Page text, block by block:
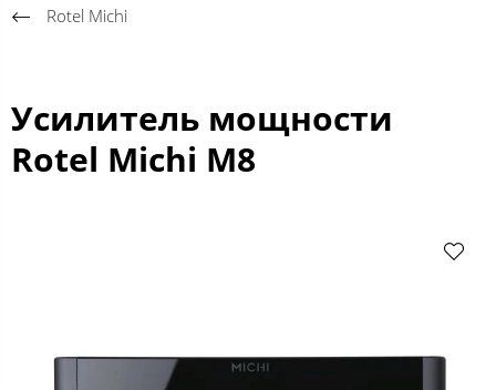
Rotel Michi
Усилитель мощности
Rotel Michi M8